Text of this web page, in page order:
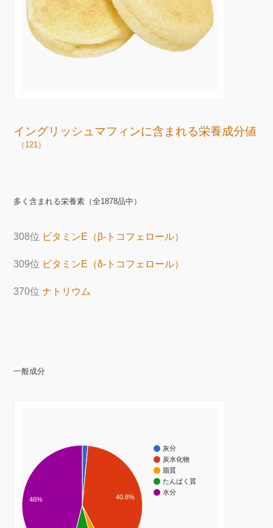
イングリッシュマフィンに含まれる栄養成分値
（121）
多く含まれる栄養素（全1878品中）
308位 ビタミンE（β-トコフェロール）
309位 ビタミンE（δ-トコフェロール）
370位ナトリウム
一般成分
灰分
炭水化物
脂質
たんぱく質
水分
40.8%
46%